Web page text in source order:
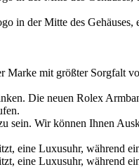
Marke mit größter
Die neuen Rolex
sein. Wir können Ihnen